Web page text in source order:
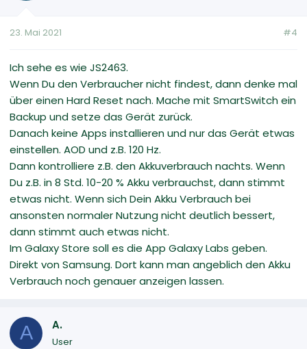
23. Mai 2021 #4
Ich sehe es wie JS2463.
Wenn Du den Verbraucher nicht findest, dann denke mal
über einen Hard Reset nach. Mache mit SmartSwitch ein
Backup und setze das Gerät zurück.
Danach keine Apps installieren und nur das Gerät etwas
einstellen. AOD und z.B. 120 Hz.
Dann kontrolliere z.B. den Akkuverbrauch nachts. Wenn
Du z.B. in 8 Std. 10-20 % Akku verbrauchst, dann stimmt
etwas nicht. Wenn sich Dein Akku Verbrauch bei
ansonsten normaler Nutzung nicht deutlich bessert,
dann stimmt auch etwas nicht.
Im Galaxy Store soll es die App Galaxy Labs geben.
Direkt von Samsung. Dort kann man angeblich den Akku
Verbrauch noch genauer anzeigen lassen.
A A.
User